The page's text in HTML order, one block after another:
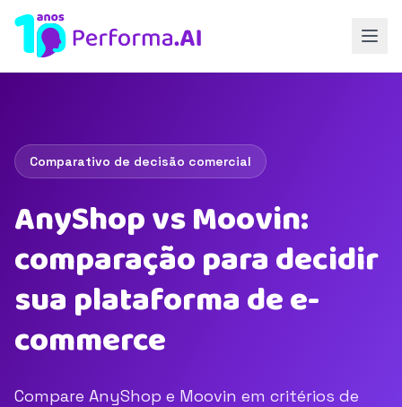
Comparativo de decisão comercial
AnyShop vs Moovin:
comparação para decidir
sua plataforma de e-
commerce
Compare AnyShop e Moovin em critérios de